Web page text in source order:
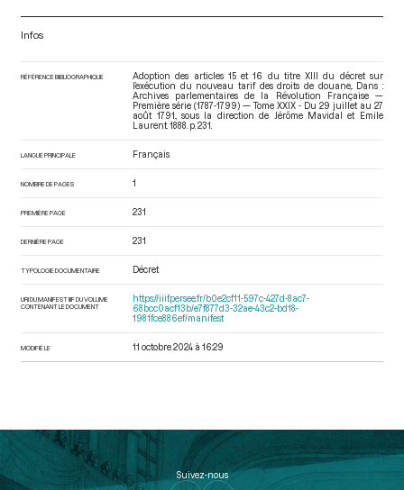
Infos
RÉFÉRENCE BIBLIOGRAPHIQUE
Adoption des articles 15 et 16 du titre XIII du décret sur
l’exécution du nouveau tarif des droits de douane,. Dans :
Archives parlementaires de la Révolution Française —
Première série (1787-1799) — Tome XXIX - Du 29 juillet au 27
août 1791.
, sous la direction de Jérôme Mavidal et Emile
Laurent. 1888. p. 231.
LANGUE PRINCIPALE Français
NOMBRE DE PAGES 1
PREMIÈRE PAGE 231
DERNIÈRE PAGE 231
TYPOLOGIE DOCUMENTAIRE Décret
URI DU MANIFEST IIIF DU VOLUME
CONTENANT LE DOCUMENT
https://iiif.persee.fr/b0e2cf11-597c-427d-8ac7-
68bcc0acf13b/e7f877d3-32ae-43c2-bd18-
1981fce886ef/manifest
MODIFIÉ LE 11 octobre 2024 à 16:29
Suivez-nous